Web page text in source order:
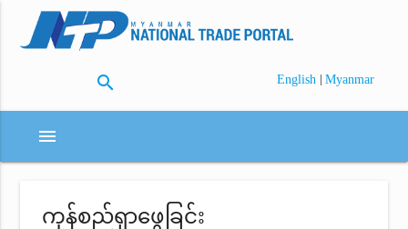
search English | Myanmar
menu
ကုန်စည်ရှာဖွေခြင်း